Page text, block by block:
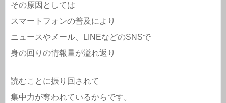
その原因としては
スマートフォンの普及により
ニュースやメール、LINEなどのSNSで
身の回りの情報量が溢れ返り
読むことに振り回されて
集中力が奪われているからです。